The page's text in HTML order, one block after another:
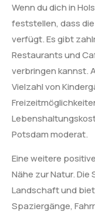
Wenn du dich in
feststellen, dass
verfügt. Es gibt
Restaurants und
verbringen kannst.
Vielzahl von
Potsdam moderat.
Eine weitere
Nähe zur Natur.
Landschaft und
Spaziergänge,